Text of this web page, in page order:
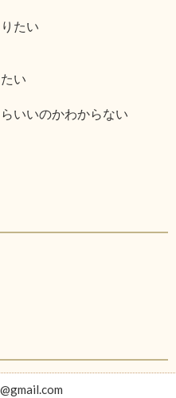
たい
い
いいのかわからない